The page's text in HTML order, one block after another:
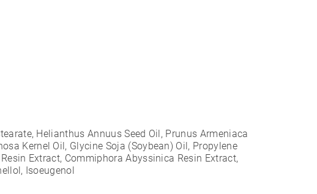
Helianthus Annuus Seed Oil, Prunus Armeniaca
Kernel Oil, Glycine Soja (Soybean) Oil, Propylene
Extract, Commiphora Abyssinica Resin Extract,
Isoeugenol